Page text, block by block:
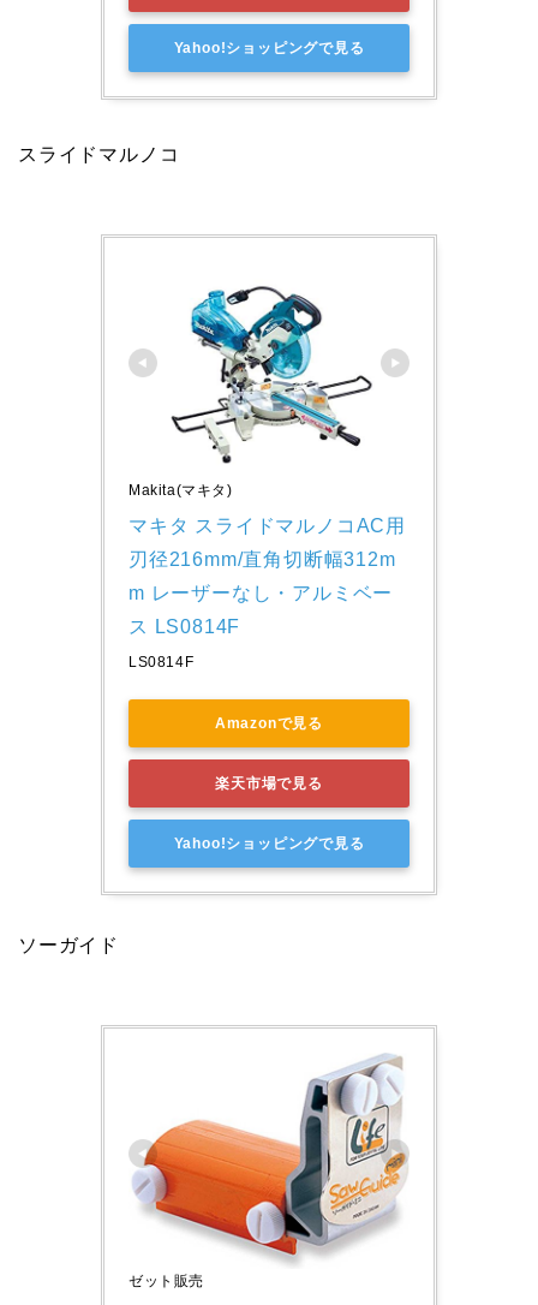
Yahoo!ショッピングで見る
スライドマルノコ
Makita(マキタ)
マキタ スライドマルノコAC用
刃径216mm/直角切断幅312m
m レーザーなし・アルミベー
ス LS0814F
LS0814F
Amazonで見る
楽天市場で見る
Yahoo!ショッピングで見る
ソーガイド
ゼット販売